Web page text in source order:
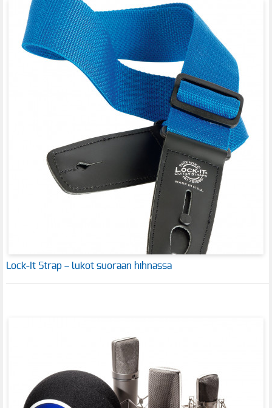
Lock-It Strap – lukot suoraan hihnassa